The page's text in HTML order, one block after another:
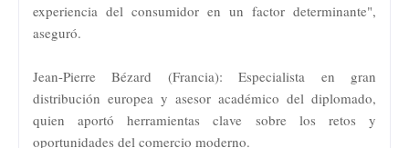
experiencia del consumidor en un factor determinante",
aseguró.
Jean-Pierre Bézard (Francia): Especialista en gran
distribución europea y asesor académico del diplomado,
quien aportó herramientas clave sobre los retos y
oportunidades del comercio moderno.